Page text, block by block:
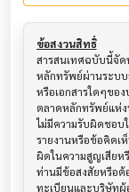
ข้อสงวนสิทธิ์
สารสนเทศฉบับนี้จั
หลักทรัพย์ผ่านระบบ
หรือเอกสารใดๆขอ
ตลาดหลักทรัพย์แห่ง
ไม่มีความรับผิดชอบ
รายงานหรือข้อคิดเ
ผิดในความสูญเสียห
ท่านมีข้อสงสัยหรือต้
ทะเบียนและบริษัทผู้